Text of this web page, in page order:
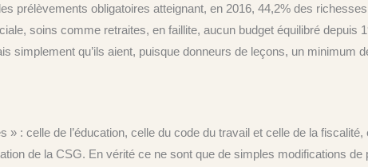
prélèvements obligatoires atteignant, en 2016, 44,2% des
soins comme retraites, en faillite, aucun budget équilibré depuis
simplement qu’ils aient, puisque donneurs de leçons, un minimum
: celle de l’éducation, celle du code du travail et celle de la
de la CSG. En vérité ce ne sont que de simples modifications